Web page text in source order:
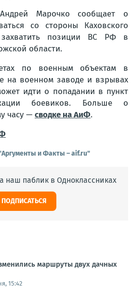
Марочко сообщает о
со стороны Каховского
позиции ВС РФ в
области.
по военным объектам в
на военном заводе и взрывах
идти о попадании в пункт
боевиков. Больше о
часу — сводке на АиФ.
и Факты – aif.ru"
наш паблик в Одноклассниках
ПОДПИСАТЬСЯ
маршруты двух дачных
15:42